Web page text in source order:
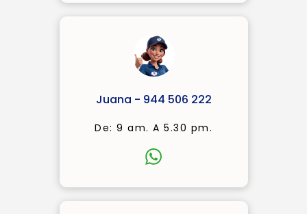
Juana - 944 506 222
De: 9 am. A 5.30 pm.